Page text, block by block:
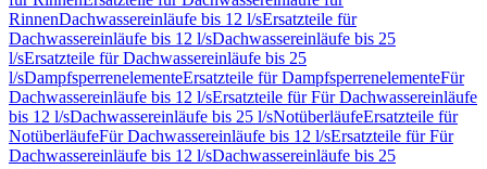
RinnenDachwassereinläufe bis 12 l/sErsatzteile für
Dachwassereinläufe bis 12 l/sDachwassereinläufe bis 25
l/sErsatzteile für Dachwassereinläufe bis 25
l/sDampfsperrenelementeErsatzteile für DampfsperrenelementeFür
Dachwassereinläufe bis 12 l/sErsatzteile für Für Dachwassereinläufe
bis 12 l/sDachwassereinläufe bis 25 l/sNotüberläufeErsatzteile für
NotüberläufeFür Dachwassereinläufe bis 12 l/sErsatzteile für Für
Dachwassereinläufe bis 12 l/sDachwassereinläufe bis 25